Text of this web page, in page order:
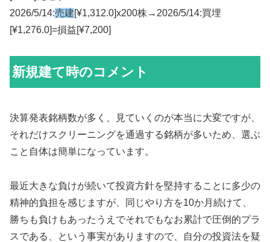
2026/5/14:売建[¥1,312.0]x200株→2026/5/14:買埋
[¥1,276.0]=損益[¥7,200]
新規建て時のコメント
決算発表銘柄数が多く、見ていくのが本当に大変ですが、
それだけスクリーニングを通過する銘柄が多いため、選ぶ
こと自体は簡単になっています。
最近大きな負けが続いて投資方針を堅持することに多少の
精神的負担を感じますが、同じやり方を10か月続けて、
勝ちも負けもあったうえでそれでもなお累計で圧倒的プラ
スである、という事実がありますので、自分の投資法を疑